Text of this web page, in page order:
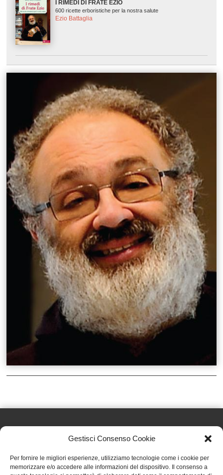
Gestisci Consenso Cookie
Per fornire le migliori esperienze, utilizziamo tecnologie come i cookie per
memorizzare e/o accedere alle informazioni del dispositivo. Il consenso a
I RIMEDI DI FRATE EZIO
600 ricette erboristiche per la nostra salute
Ezio Battaglia
Effatà Editrice di Pellegrino Paolo SAS
C.F. e P.IVA 09655250018